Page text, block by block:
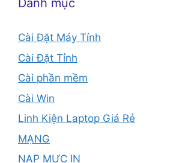
Danh mục
Cài Đặt Máy Tính
Cài Đặt Tỉnh
Cài phần mềm
Cài Win
Linh Kiện Laptop Giá Rẻ
MẠNG
NẠP MỰC IN